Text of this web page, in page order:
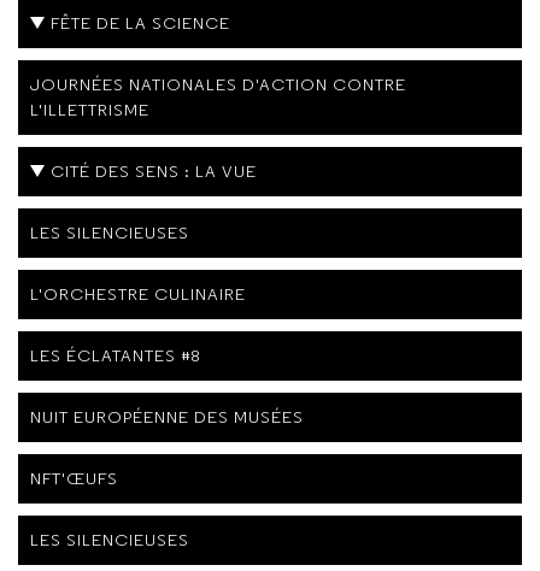
FÊTE DE LA SCIENCE
JOURNÉES NATIONALES D'ACTION CONTRE
L'ILLETTRISME
CITÉ DES SENS : LA VUE
LES SILENCIEUSES
L'ORCHESTRE CULINAIRE
LES ÉCLATANTES #8
NUIT EUROPÉENNE DES MUSÉES
NFT'ŒUFS
LES SILENCIEUSES